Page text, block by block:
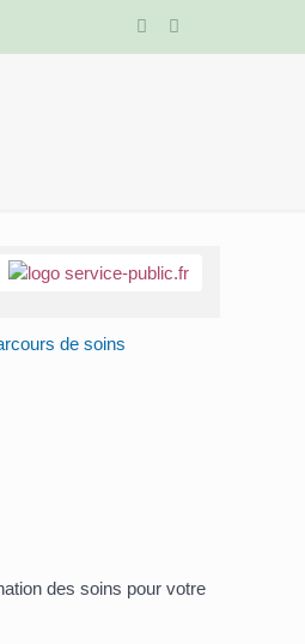
de soins
des soins pour votre